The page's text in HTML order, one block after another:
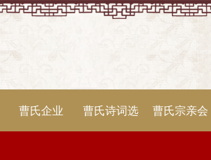
曹氏企业 曹氏诗词选 曹氏宗亲会